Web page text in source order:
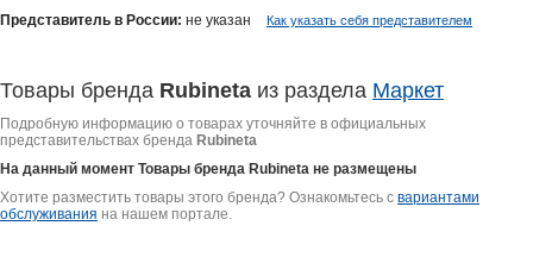
Представитель в России: не указан Как указать себя представителем
Товары бренда Rubineta из раздела Маркет
Подробную информацию о товарах уточняйте в официальных
представительствах бренда Rubineta
На данный момент Товары бренда Rubineta не размещены
Хотите разместить товары этого бренда? Ознакомьтесь с вариантами
обслуживания на нашем портале.